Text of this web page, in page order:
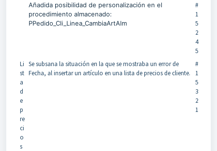
Añadida posibilidad de personalización en el
procedimiento almacenado:
PPedido_Cli_Linea_CambiaArtAlm
#
1
5
2
4
5
Li
st
a
d
e
p
re
ci
o
s
Se subsana la situación en la que se mostraba un error de
Fecha, al insertar un artículo en una lista de precios de cliente.
#
1
5
3
2
1